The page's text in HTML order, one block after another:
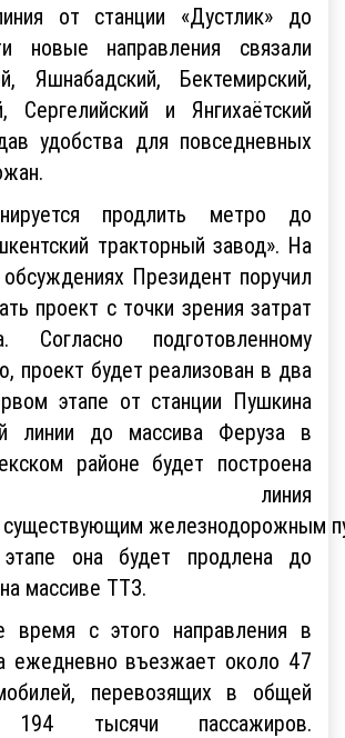
от станции «Дустлик» до
новые направления связали
Яшнабадский, Бектемирский,
Сергелийский и Янгихаётский
удобства для повседневных
продлить метро до
тракторный завод». На
Президент поручил
проект с точки зрения затрат
Согласно подготовленному
проект будет реализован в два
этапе от станции Пушкина
линии до массива Феруза в
районе будет построена
линия
существующим железнодорожным
она будет продлена до
массиве ТТЗ.
время с этого направления в
ежедневно въезжает около 47
перевозящих в общей
194 тысячи пассажиров.